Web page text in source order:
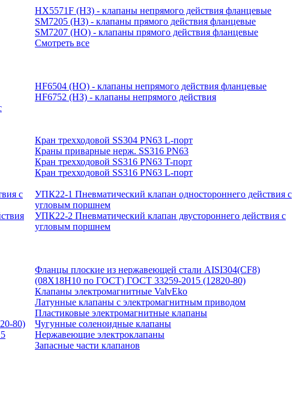
HX5571F (НЗ) - клапаны непрямого действия фланцевые
SM7205 (НЗ) - клапаны прямого действия фланцевые
SM7207 (НО) - клапаны прямого действия фланцевые
Смотреть все
HF6504 (НО) - клапаны непрямого действия фланцевые
HF6752 (НЗ) - клапаны непрямого действия
Кран трехходовой SS304 PN63 L-порт
Краны приварные нерж. SS316 PN63
Кран трехходовой SS316 PN63 T-порт
Кран трехходовой SS316 PN63 L-порт
с
УПК22-1 Пневматический клапан одностороннего действия с
угловым поршнем
УПК22-2 Пневматический клапан двустороннего действия с
угловым поршнем
80)
Фланцы плоские из нержавеющей стали AISI304(CF8)
(08Х18Н10 по ГОСТ) ГОСТ 33259-2015 (12820-80)
Клапаны электромагнитные ValvEko
Латунные клапаны с электромагнитным приводом
Пластиковые электромагнитные клапаны
Чугунные соленоидные клапаны
Нержавеющие электроклапаны
Запасные части клапанов